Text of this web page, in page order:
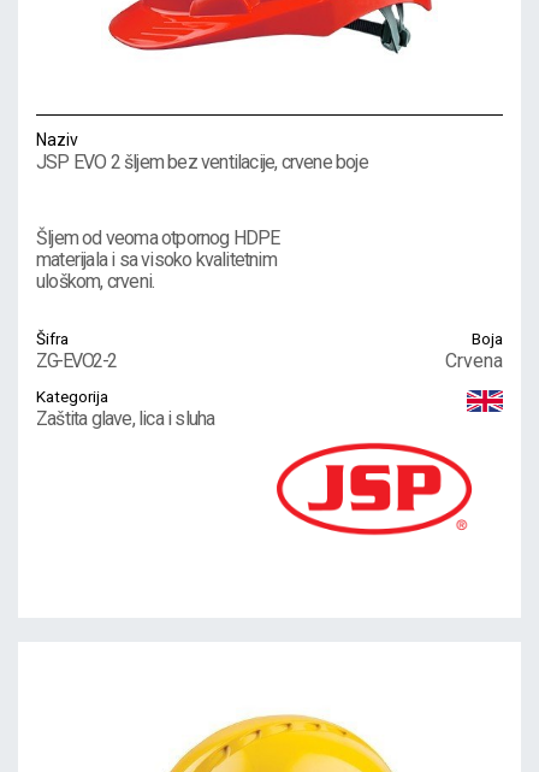
Naziv
JSP EVO 2 šljem bez ventilacije, crvene boje
Šljem od veoma otpornog HDPE
materijala i sa visoko kvalitetnim
uloškom, crveni.
Šifra
ZG-EVO2-2
Boja
Crvena
Kategorija
Zaštita glave, lica i sluha